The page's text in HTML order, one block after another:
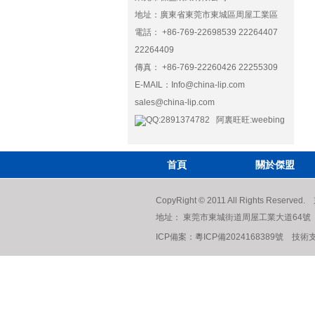
地址：廣東省東莞市東城區周屋工業區
電話： +86-769-22698539 22264407
22264409
傳真： +86-769-22260426 22255309
E-MAIL： Info@china-lip.com
sales@china-lip.com
QQ:2891374782 阿裏旺旺:weebing
首頁 關於傑盟
CopyRight © 2011 All Rights Reserved.
地址： 東莞市東城街道周屋工業大道64
ICP備案： 粵ICP備2024168389號 技術